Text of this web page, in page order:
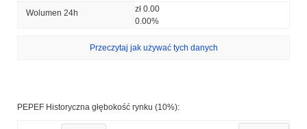
Wolumen 24h
zł 0.00
0.00%
Przeczytaj jak używać tych danych
PEPEF Historyczna głębokość rynku (10%):